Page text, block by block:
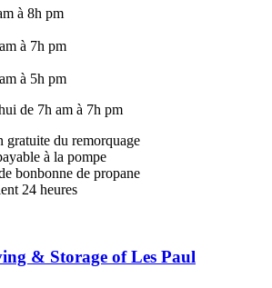
à 8h pm
à 7h pm
à 5h pm
de 7h am à 7h pm
gratuite du remorquage
à la pompe
bonbonne de propane
24 heures
& Storage of Les Paul